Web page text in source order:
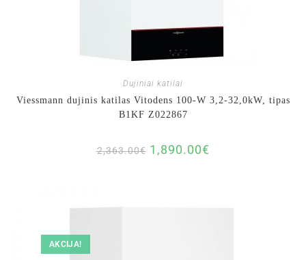
Dujiniai katilai
Viessmann dujinis katilas Vitodens 100-W 3,2-32,0kW, tipas
B1KF Z022867
2,363.00€ 1,890.00€
AKCIJA!